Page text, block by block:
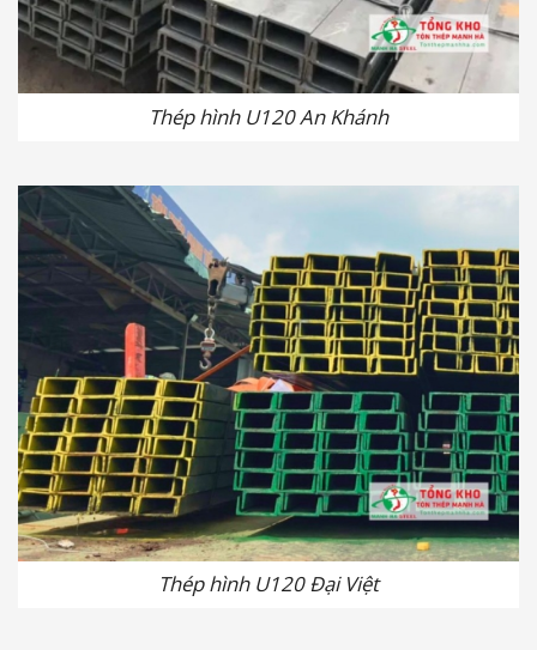
Thép hình U120 An Khánh
Thép hình U120 Đại Việt